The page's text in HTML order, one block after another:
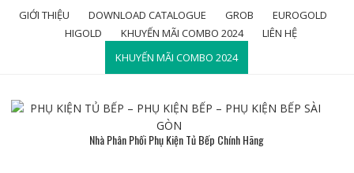
GIỚI THIỆU DOWNLOAD CATALOGUE GROB
EUROGOLD
HIGOLD
KHUYẾN MÃI COMBO 2024
LIÊN HỆ
KHUYẾN MÃI COMBO 2024
Nhà Phân Phối Phụ Kiện Tủ Bếp Chính Hãng